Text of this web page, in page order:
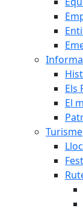
Els
El
Turisme